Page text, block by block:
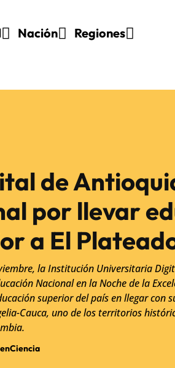
Nación
Regiones
de
por llevar
a El
la Institución Universitaria
Nacional en la Noche de la
superior del país en llegar con
Cauca, uno de los territorios